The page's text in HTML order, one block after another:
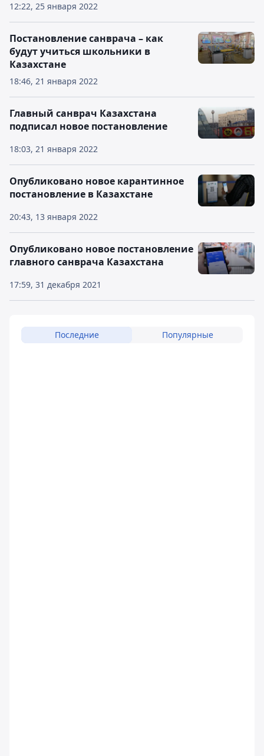
12:22, 25 января 2022
18:46, 21 января 2022
Постановление санврача – как
будут учиться школьники в
Казахстане
18:03, 21 января 2022
Главный санврач Казахстана
подписал новое постановление
20:43, 13 января 2022
Опубликовано новое карантинное
постановление в Казахстане
17:59, 31 декабря 2021
Опубликовано новое постановление
главного санврача Казахстана
Последние Популярные